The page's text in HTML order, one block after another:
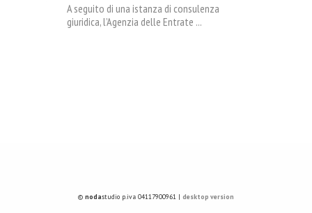
A seguito di una istanza di consulenza
giuridica, l’Agenzia delle Entrate ...
© nodastudio p.iva 04117900961 | desktop version